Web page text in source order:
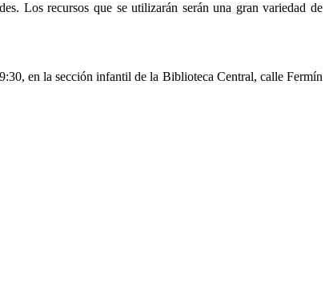
Los recursos que se utilizarán serán una gran variedad de
en la sección infantil de la Biblioteca Central, calle Fermín